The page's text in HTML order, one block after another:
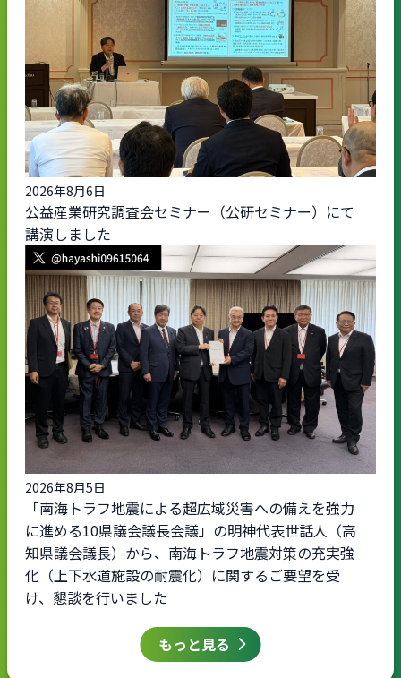
もっと見る
2026年8月6日
公益産業研究調査会セミナー（公研セミナー）にて
講演しました
2026年8月5日
「南海トラフ地震による超広域災害への備えを強力
に進める10県議会議長会議」の明神代表世話人（高
知県議会議長）から、南海トラフ地震対策の充実強
化（上下水道施設の耐震化）に関するご要望を受
け、懇談を行いました